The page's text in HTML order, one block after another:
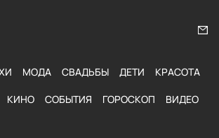
МОДА СВАДЬБЫ ДЕТИ КРАСОТА
КИНО СОБЫТИЯ ГОРОСКОП ВИДЕО